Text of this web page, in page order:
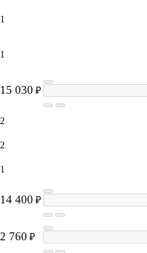
1
1
15 030 ₽
2
2
1
14 400 ₽
2 760 ₽